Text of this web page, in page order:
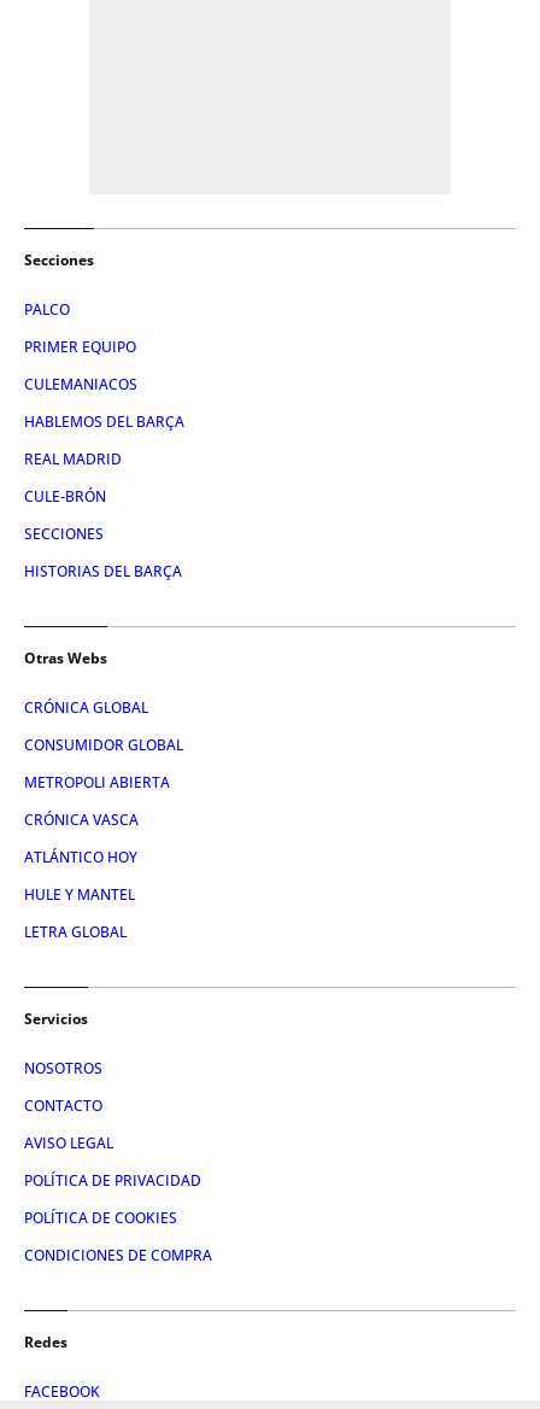
Secciones
PALCO
PRIMER EQUIPO
CULEMANIACOS
HABLEMOS DEL BARÇA
REAL MADRID
CULE-BRÓN
SECCIONES
HISTORIAS DEL BARÇA
Otras Webs
CRÓNICA GLOBAL
CONSUMIDOR GLOBAL
METROPOLI ABIERTA
CRÓNICA VASCA
ATLÁNTICO HOY
HULE Y MANTEL
LETRA GLOBAL
Servicios
NOSOTROS
CONTACTO
AVISO LEGAL
POLÍTICA DE PRIVACIDAD
POLÍTICA DE COOKIES
CONDICIONES DE COMPRA
Redes
FACEBOOK